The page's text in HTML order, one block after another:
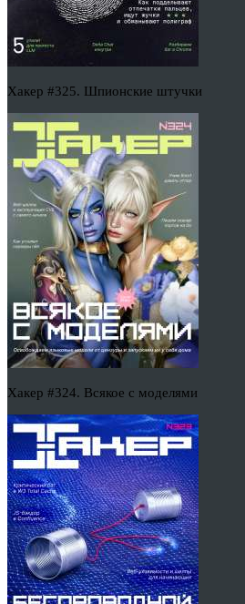
Хакер #325. Шпионские штучки
Хакер #324. Всякое с моделями